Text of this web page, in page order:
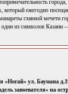
который ежегодно
главной мечети
один из символов
«Ногай» ул. Баумана
завоевателя» на